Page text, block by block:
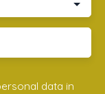
data in